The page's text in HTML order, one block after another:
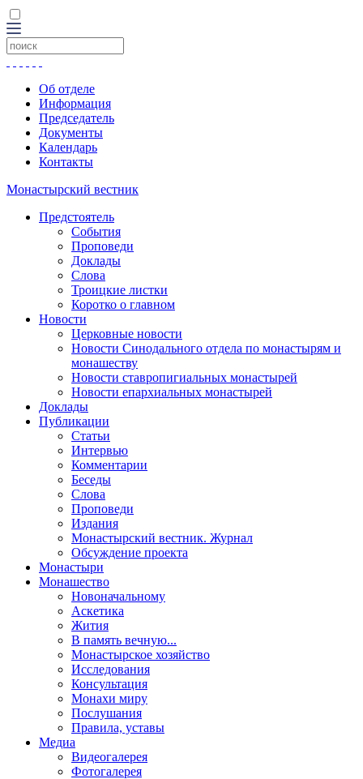
Об отделе
Информация
Председатель
Документы
Календарь
Контакты
Монастырский вестник
Предстоятель
События
Проповеди
Доклады
Слова
Троицкие листки
Коротко о главном
Новости
Церковные новости
Новости Синодального отдела по монастырям и
монашеству
Новости ставропигиальных монастырей
Новости епархиальных монастырей
Доклады
Публикации
Статьи
Интервью
Комментарии
Беседы
Слова
Проповеди
Издания
Монастырский вестник. Журнал
Обсуждение проекта
Монастыри
Монашество
Новоначальному
Аскетика
Жития
В память вечную...
Монастырское хозяйство
Исследования
Консультация
Монахи миру
Послушания
Правила, уставы
Медиа
Видеогалерея
Фотогалерея